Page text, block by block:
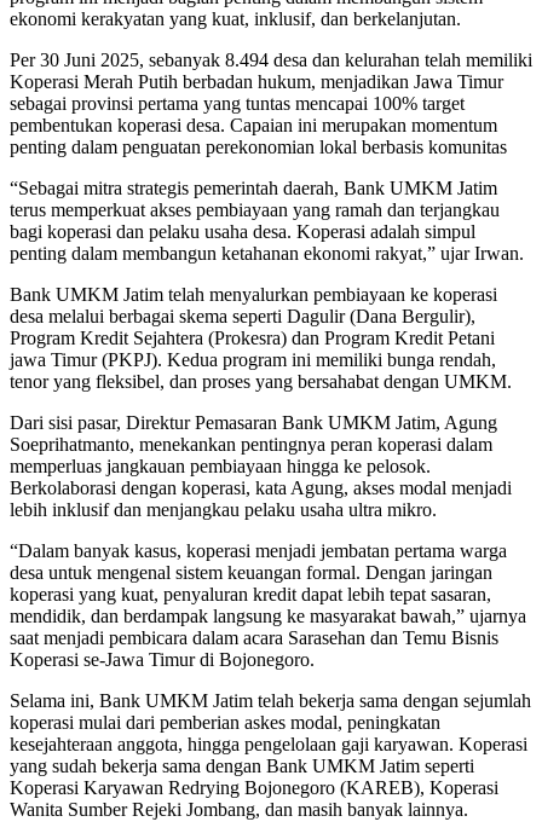
ekonomi kerakyatan yang kuat, inklusif, dan berkelanjutan.
Per 30 Juni 2025, sebanyak 8.494 desa dan kelurahan telah memiliki
Koperasi Merah Putih berbadan hukum, menjadikan Jawa Timur
sebagai provinsi pertama yang tuntas mencapai 100% target
pembentukan koperasi desa. Capaian ini merupakan momentum
penting dalam penguatan perekonomian lokal berbasis komunitas
“Sebagai mitra strategis pemerintah daerah, Bank UMKM Jatim
terus memperkuat akses pembiayaan yang ramah dan terjangkau
bagi koperasi dan pelaku usaha desa. Koperasi adalah simpul
penting dalam membangun ketahanan ekonomi rakyat,” ujar Irwan.
Bank UMKM Jatim telah menyalurkan pembiayaan ke koperasi
desa melalui berbagai skema seperti Dagulir (Dana Bergulir),
Program Kredit Sejahtera (Prokesra) dan Program Kredit Petani
jawa Timur (PKPJ). Kedua program ini memiliki bunga rendah,
tenor yang fleksibel, dan proses yang bersahabat dengan UMKM.
Dari sisi pasar, Direktur Pemasaran Bank UMKM Jatim, Agung
Soeprihatmanto, menekankan pentingnya peran koperasi dalam
memperluas jangkauan pembiayaan hingga ke pelosok.
Berkolaborasi dengan koperasi, kata Agung, akses modal menjadi
lebih inklusif dan menjangkau pelaku usaha ultra mikro.
“Dalam banyak kasus, koperasi menjadi jembatan pertama warga
desa untuk mengenal sistem keuangan formal. Dengan jaringan
koperasi yang kuat, penyaluran kredit dapat lebih tepat sasaran,
mendidik, dan berdampak langsung ke masyarakat bawah,” ujarnya
saat menjadi pembicara dalam acara Sarasehan dan Temu Bisnis
Koperasi se-Jawa Timur di Bojonegoro.
Selama ini, Bank UMKM Jatim telah bekerja sama dengan sejumlah
koperasi mulai dari pemberian askes modal, peningkatan
kesejahteraan anggota, hingga pengelolaan gaji karyawan. Koperasi
yang sudah bekerja sama dengan Bank UMKM Jatim seperti
Koperasi Karyawan Redrying Bojonegoro (KAREB), Koperasi
Wanita Sumber Rejeki Jombang, dan masih banyak lainnya.